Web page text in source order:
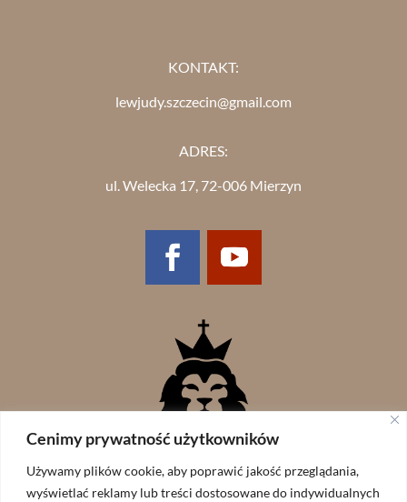
Cenimy prywatność użytkowników
Używamy plików cookie, aby poprawić jakość przeglądania,
wyświetlać reklamy lub treści dostosowane do indywidualnych
KONTAKT:
lewjudy.szczecin@gmail.com
ADRES:
ul. Welecka 17, 72-006 Mierzyn